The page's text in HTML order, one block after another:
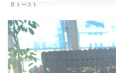
B トースト